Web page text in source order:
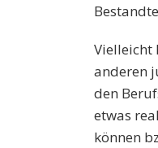
Vielleicht
anderen
den
etwas
können